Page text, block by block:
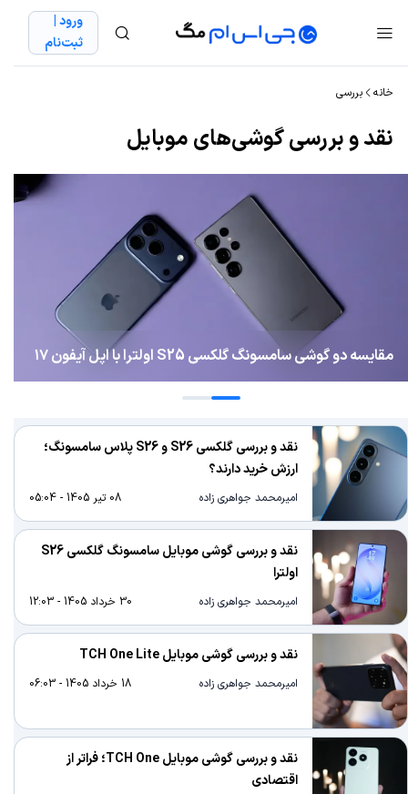
ورود |
ثبت‌نام
خانه بررسی
نقد و بررسی گوشی‌های موبایل
مقایسه دو گوشی سامسونگ گلکسی S25 اولترا با اپل آیفون ۱۷
پرو؛ نبرد برترین‌ها
نقد و بررسی گلکسی S26 و S26 پلاس سامسونگ؛
ارزش خرید دارند؟
امیرمحمد جواهری زاده 08 تیر 1405 - 05:04
نقد و بررسی گوشی موبایل سامسونگ گلکسی S26
اولترا
امیرمحمد جواهری زاده 30 خرداد 1405 - 12:03
نقد و بررسی گوشی موبایل TCH One Lite
امیرمحمد جواهری زاده 18 خرداد 1405 - 06:03
نقد و بررسی گوشی موبایل TCH One؛ فراتر از
اقتصادی